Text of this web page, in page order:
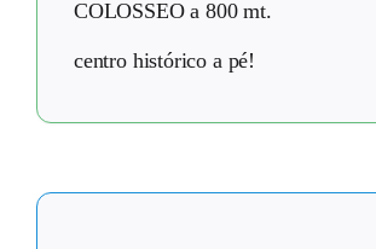
COLOSSEO a 800 mt.
centro histórico a pé!